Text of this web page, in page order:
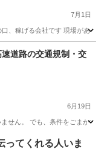
7月1日
、稼げる会社です 現場があ
道路の交通規制・交
6月19日
せん。 でも、条件をごまか
ってくれる人いま